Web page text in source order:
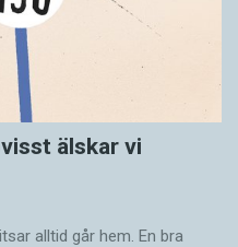
älskar vi
alltid går hem. En bra